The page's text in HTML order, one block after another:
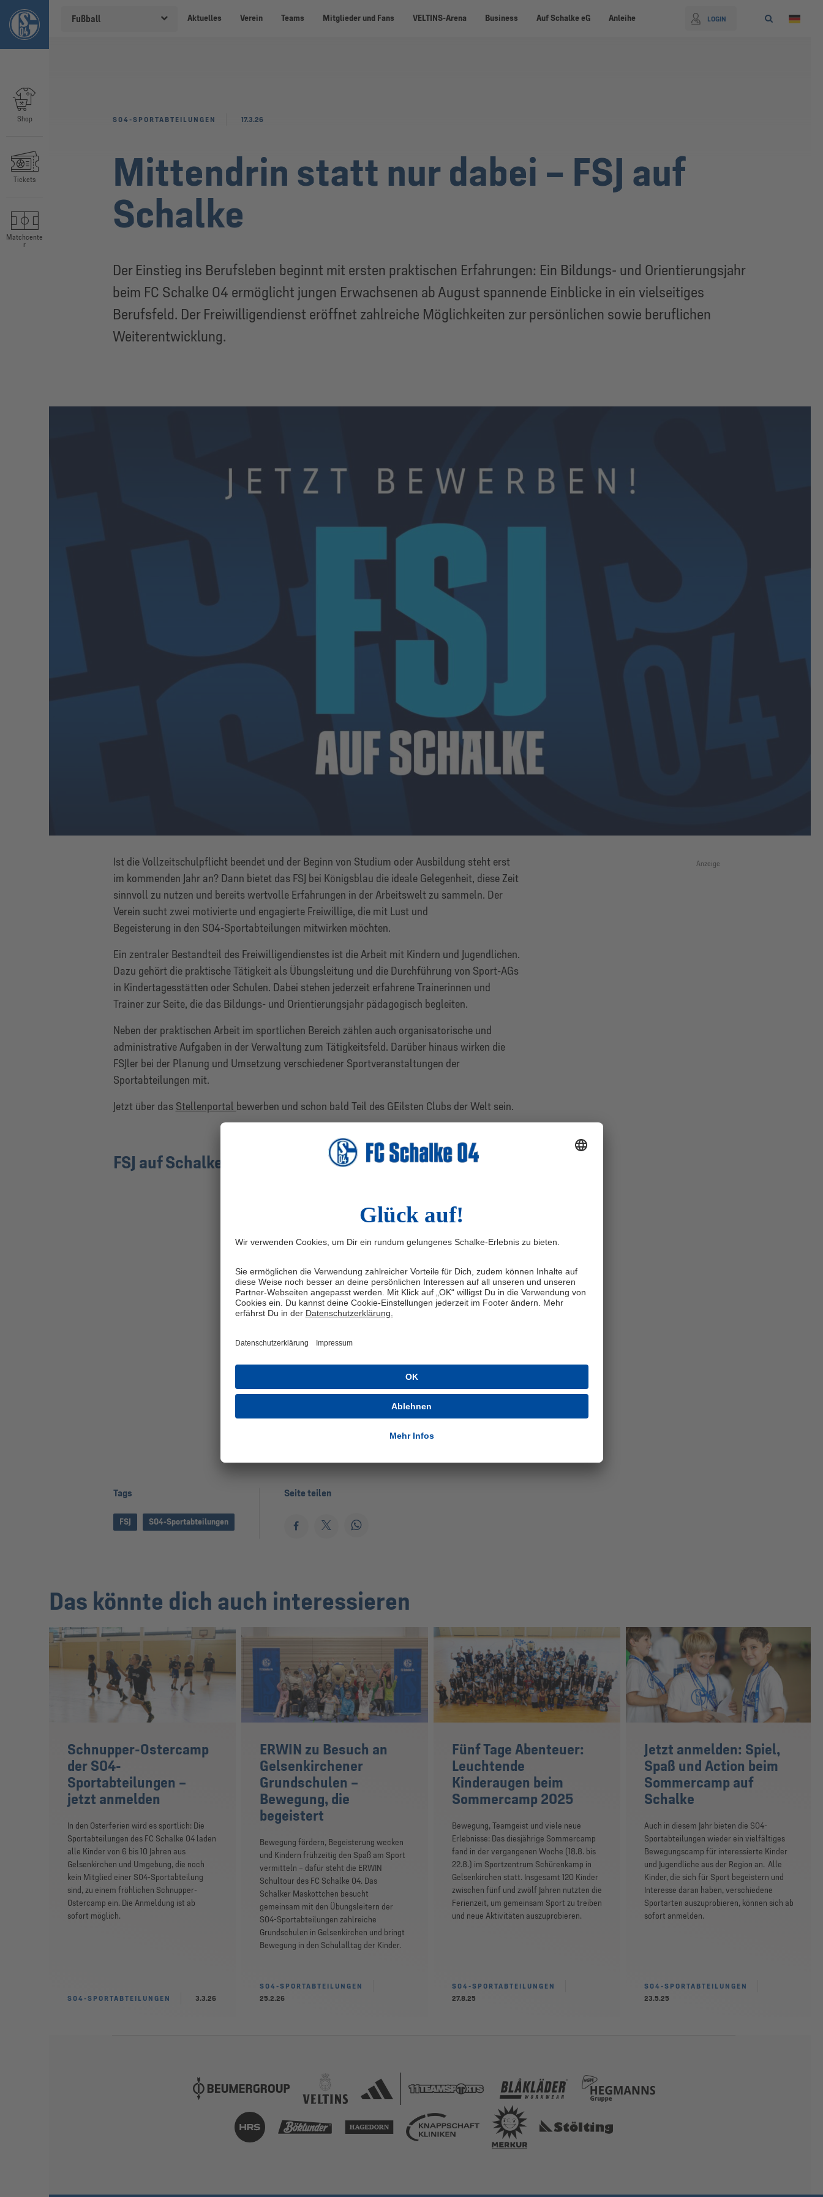
Fußball Aktuelles Verein Teams Mitglieder und Fans VELTINS-Arena Business Auf Schalke eG Anleihe LOGIN
Shop
Tickets
Matchcente
r
Mittendrin statt nur dabei – FSJ auf
Schalke
Der Einstieg ins Berufsleben beginnt mit ersten praktischen Erfahrungen: Ein Bildungs- und Orientierungsjahr
beim FC Schalke 04 ermöglicht jungen Erwachsenen ab August spannende Einblicke in ein vielseitiges
Berufsfeld. Der Freiwilligendienst eröffnet zahlreiche Möglichkeiten zur persönlichen sowie beruflichen
Weiterentwicklung.
S04-SPORTABTEILUNGEN 17.3.26
Ist die Vollzeitschulpflicht beendet und der Beginn von Studium oder Ausbildung steht erst
im kommenden Jahr an? Dann bietet das FSJ bei Königsblau die ideale Gelegenheit, diese Zeit
sinnvoll zu nutzen und bereits wertvolle Erfahrungen in der Arbeitswelt zu sammeln. Der
Verein sucht zwei motivierte und engagierte Freiwillige, die mit Lust und
Begeisterung in den S04-Sportabteilungen mitwirken möchten.
Ein zentraler Bestandteil des Freiwilligendienstes ist die Arbeit mit Kindern und Jugendlichen.
Dazu gehört die praktische Tätigkeit als Übungsleitung und die Durchführung von Sport-AGs
in Kindertagesstätten oder Schulen. Dabei stehen jederzeit erfahrene Trainerinnen und
Trainer zur Seite, die das Bildungs- und Orientierungsjahr pädagogisch begleiten.
Neben der praktischen Arbeit im sportlichen Bereich zählen auch organisatorische und
administrative Aufgaben in der Verwaltung zum Tätigkeitsfeld. Darüber hinaus wirken die
FSJler bei der Planung und Umsetzung verschiedener Sportveranstaltungen der
Sportabteilungen mit.
Jetzt über das Stellenportal bewerben und schon bald Teil des GEilsten Clubs derWelt sein.
FSJ auf Schalke
Anzeige
Tags
FSJ S04-Sportabteilungen
Seite teilen
Das könnte dich auch interessieren
Schnupper-Ostercamp
der S04-
Sportabteilungen –
jetzt anmelden
In den Osterferien wird es sportlich: Die
Sportabteilungen des FC Schalke 04 laden
alle Kinder von 6 bis 10 Jahren aus
Gelsenkirchen und Umgebung, die noch
kein Mitglied einer S04-Sportabteilung
sind, zu einem fröhlichen Schnupper-
Ostercamp ein. Die Anmeldung ist ab
sofort möglich.
S04-SPORTABTEILUNGEN 3.3.26
ERWIN zu Besuch an
Gelsenkirchener
Grundschulen –
Bewegung, die
begeistert
Bewegung fördern, Begeisterung wecken
und Kindern frühzeitig den Spaß am Sport
vermitteln – dafür steht die ERWIN
Schultour des FC Schalke 04. Das
Schalker Maskottchen besucht
gemeinsam mit den Übungsleitern der
S04-Sportabteilungen zahlreiche
Grundschulen in Gelsenkirchen und bringt
Bewegung in den Schulalltag der Kinder.
S04-SPORTABTEILUNGEN
25.2.26
Fünf Tage Abenteuer:
Leuchtende
Kinderaugen beim
Sommercamp 2025
Bewegung, Teamgeist und viele neue
Erlebnisse: Das diesjährige Sommercamp
fand in der vergangenen Woche (18.8. bis
22.8.) im Sportzentrum Schürenkamp in
Gelsenkirchen statt. Insgesamt 120 Kinder
zwischen fünf und zwölf Jahren nutzten die
Ferienzeit, um gemeinsam Sport zu treiben
und neue Aktivitäten auszuprobieren.
S04-SPORTABTEILUNGEN
27.8.25
Jetzt anmelden: Spiel,
Spaß und Action beim
Sommercamp auf
Schalke
Auch in diesem Jahr bieten die S04-
Sportabteilungen wieder ein vielfältiges
Bewegungscamp für interessierte Kinder
und Jugendliche aus der Region an. Alle
Kinder, die sich für Sport begeistern und
Interesse daran haben, verschiedene
Sportarten auszuprobieren, können sich ab
sofort anmelden.
S04-SPORTABTEILUNGEN
23.5.25